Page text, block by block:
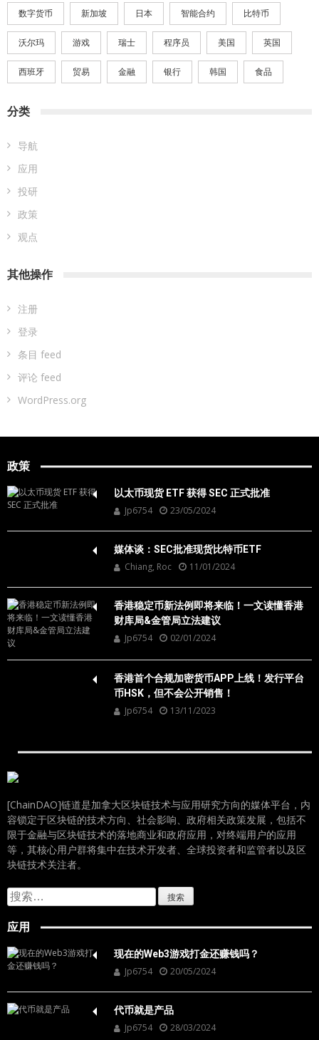
数字货币 新加坡 日本 智能合约 比特币
沃尔玛 游戏 瑞士 程序员 美国 英国
西班牙 贸易 金融 银行 韩国 食品
分类
导航
应用
投研
政策
观点
其他操作
注册
登录
条目 feed
评论 feed
WordPress.org
政策
以太币现货 ETF 获得 SEC 正式批准
Jp6754 23/05/2024
媒体谈：SEC批准现货比特币ETF
Chiang, Roc 11/01/2024
香港稳定币新法例即将来临！一文读懂香港
财库局&金管局立法建议
Jp6754 02/01/2024
香港首个合规加密货币APP上线！发行平台
币HSK，但不会公开销售！
Jp6754 13/11/2023
[ChainDAO]链道是加拿大区块链技术与应用研究方向的媒体平台，内
容锁定于区块链的技术方向、社会影响、政府相关政策发展，包括不
限于金融与区块链技术的落地商业和政府应用，对终端用户的应用
等，其核心用户群将集中在技术开发者、全球投资者和监管者以及区
块链技术关注者。
搜
索：
应用
现在的Web3游戏打金还赚钱吗？
Jp6754 20/05/2024
代币就是产品
Jp6754 28/03/2024